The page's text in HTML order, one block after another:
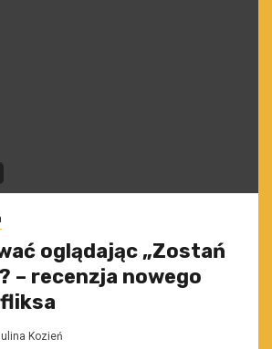
oglądając „Zostań
– recenzja nowego
Kozień